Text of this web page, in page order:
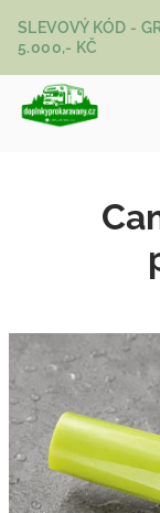
SLEVOVÝ KÓD -
5.000,- KČ